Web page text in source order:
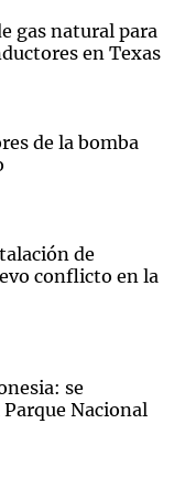
gas natural para
en Texas
de la bomba
de
conflicto en la
se
Nacional